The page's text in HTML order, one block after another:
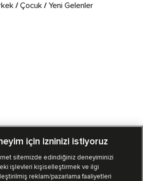
/Çocuk /Yeni Gelenler
Sipariş Takibi
için izninizi istiyoruz
sitemizde edindiğiniz deneyiminizi
işlevleri kişiselleştirmek ve ilgi
reklam/pazarlama faaliyetleri